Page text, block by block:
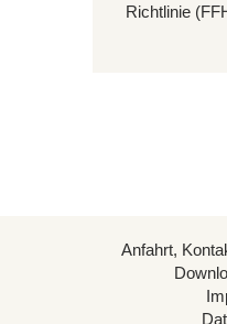
Richtlinie
Anfahrt,